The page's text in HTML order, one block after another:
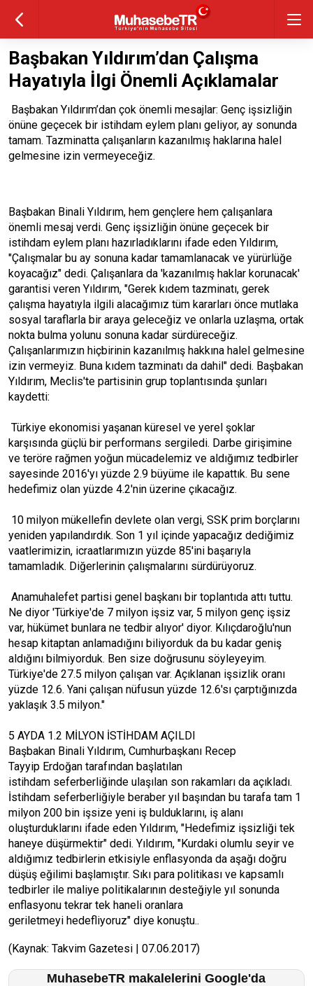
Başbakan Yıldırım’dan Çalışma
Hayatıyla İlgi Önemli Açıklamalar
Başbakan Yıldırım’dan çok önemli mesajlar: Genç işsizliğin
önüne geçecek bir istihdam eylem planı geliyor, ay sonunda
tamam. Tazminatta çalışanların kazanılmış haklarına halel
gelmesine izin vermeyeceğiz.
Başbakan Binali Yıldırım, hem gençlere hem çalışanlara
önemli mesaj verdi. Genç işsizliğin önüne geçecek bir
istihdam eylem planı hazırladıklarını ifade eden Yıldırım,
"Çalışmalar bu ay sonuna kadar tamamlanacak ve yürürlüğe
koyacağız" dedi. Çalışanlara da 'kazanılmış haklar korunacak'
garantisi veren Yıldırım, "Gerek kıdem tazminatı, gerek
çalışma hayatıyla ilgili alacağımız tüm kararları önce mutlaka
sosyal taraflarla bir araya geleceğiz ve onlarla uzlaşma, ortak
nokta bulma yolunu sonuna kadar sürdüreceğiz.
Çalışanlarımızın hiçbirinin kazanılmış hakkına halel gelmesine
izin vermeyiz. Buna kıdem tazminatı da dahil" dedi. Başbakan
Yıldırım, Meclis'te partisinin grup toplantısında şunları
kaydetti:
Türkiye ekonomisi yaşanan küresel ve yerel şoklar
karşısında güçlü bir performans sergiledi. Darbe girişimine
ve teröre rağmen yoğun mücadelemiz ve aldığımız tedbirler
sayesinde 2016'yı yüzde 2.9 büyüme ile kapattık. Bu sene
hedefimiz olan yüzde 4.2'nin üzerine çıkacağız.
10 milyon mükellefin devlete olan vergi, SSK prim borçlarını
yeniden yapılandırdık. Son 1 yıl içinde yapacağız dediğimiz
vaatlerimizin, icraatlarımızın yüzde 85'ini başarıyla
tamamladık. Diğerlerinin çalışmalarını sürdürüyoruz.
Anamuhalefet partisi genel başkanı bir toplantıda attı tuttu.
Ne diyor 'Türkiye'de 7 milyon işsiz var, 5 milyon genç işsiz
var, hükümet bunlara ne tedbir alıyor' diyor. Kılıçdaroğlu'nun
hesap kitaptan anlamadığını biliyorduk da bu kadar geniş
aldığını bilmiyorduk. Ben size doğrusunu söyleyeyim.
Türkiye'de 27.5 milyon çalışan var. Açıklanan işsizlik oranı
yüzde 12.6. Yani çalışan nüfusun yüzde 12.6'sı çarptığınızda
yaklaşık 3.5 milyon."
5 AYDA 1.2 MİLYON İSTİHDAM AÇILDI
Başbakan Binali Yıldırım, Cumhurbaşkanı Recep
Tayyip Erdoğan tarafından başlatılan
istihdam seferberliğinde ulaşılan son rakamları da açıkladı.
İstihdam seferberliğiyle beraber yıl başından bu tarafa tam 1
milyon 200 bin işsize yeni iş bulduklarını, iş alanı
oluşturduklarını ifade eden Yıldırım, "Hedefimiz işsizliği tek
haneye düşürmektir" dedi. Yıldırım, "Kurdaki olumlu seyir ve
aldığımız tedbirlerin etkisiyle enflasyonda da aşağı doğru
düşüş eğilimi başlamıştır. Sıkı para politikası ve kapsamlı
tedbirler ile maliye politikalarının desteğiyle yıl sonunda
enflasyonu tekrar tek haneli oranlara
geriletmeyi hedefliyoruz" diye konuştu..
(Kaynak: Takvim Gazetesi | 07.06.2017)
MuhasebeTR makalelerini Google'da